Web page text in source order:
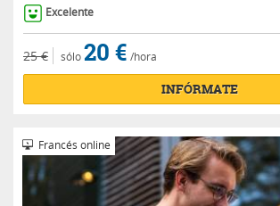
Excelente
25 € sólo20 € /hora
INFÓRMATE
Francés online